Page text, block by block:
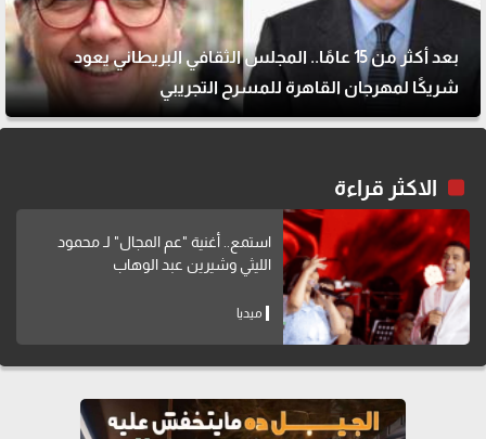
بعد أكثر من 15 عامًا.. المجلس الثقافي البريطاني يعود
شريكًا لمهرجان القاهرة للمسرح التجريبي
الاكثر قراءة
استمع.. أغنية "عم المجال" لـ محمود
الليثي وشيرين عبد الوهاب
ميديا